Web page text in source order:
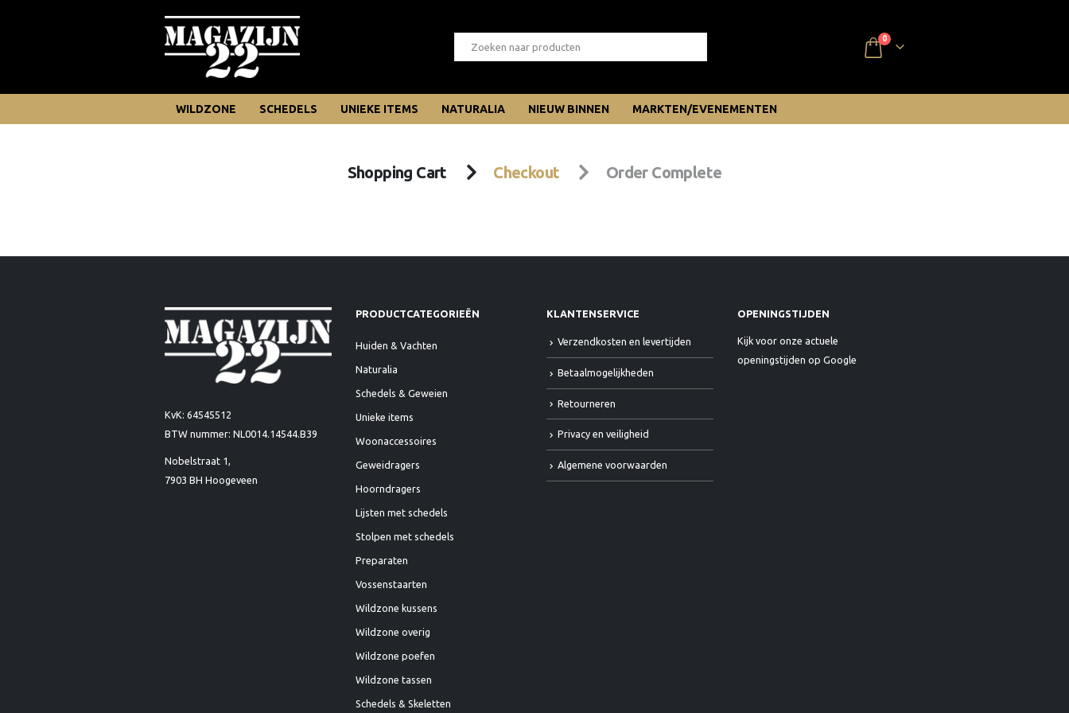
0
WILDZONE SCHEDELS UNIEKE ITEMS NATURALIA NIEUW BINNEN MARKTEN/EVENEMENTEN
Shopping Cart Checkout Order Complete
KvK: 64545512
BTW nummer: NL0014.14544.B39
Nobelstraat 1,
7903 BH Hoogeveen
PRODUCTCATEGORIEËN
Huiden & Vachten
Naturalia
Schedels & Geweien
Unieke items
Woonaccessoires
Geweidragers
Hoorndragers
Lijsten met schedels
Stolpen met schedels
Preparaten
Vossenstaarten
Wildzone kussens
Wildzone overig
Wildzone poefen
Wildzone tassen
Schedels & Skeletten
KLANTENSERVICE
Verzendkosten en levertijden
Betaalmogelijkheden
Retourneren
Privacy en veiligheid
Algemene voorwaarden
OPENINGSTIJDEN
Kijk voor onze actuele
openingstijden op Google